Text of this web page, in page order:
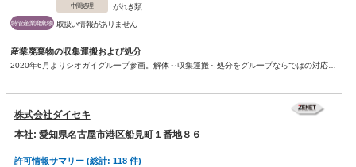
中間処理 がれき類
特管産業廃棄物 取扱い情報がありません
産業廃棄物の収集運搬および処分
2020年6月よりシオガイグループ参画。解体～収集運搬～処分をグループならではの対応力でワンストップで承ります。 ...
株式会社ダイセキ
本社: 愛知県名古屋市港区船見町１番地８６
許可情報サマリー (総計: 118 件)